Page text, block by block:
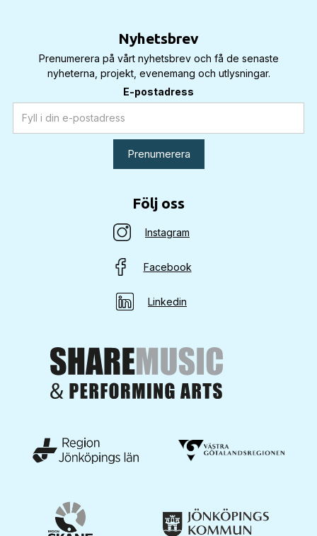
Nyhetsbrev
Prenumerera på vårt nyhetsbrev och få de senaste
nyheterna, projekt, evenemang och utlysningar.
E-postadress
Följ oss
Instagram
Facebook
Linkedin